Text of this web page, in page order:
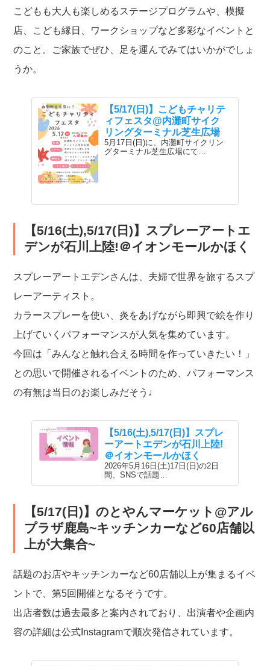
こどもも大人も楽しめるステージプログラムや、模擬
店、こども縁日、ワークショップなど多彩なイベントと
のこと。ご家族でぜひ、足を運んでみてはいかがでしょ
うか。
【5/17(日)】こどもチャリテ
ィフェスタ@内灘町サイク
リングターミナル芝生広場
5月17日(日)に、内灘町サイクリン
グターミナル芝生広場にて…
【5/16(土),5/17(日)】スプレーアートエ
デンが石川上陸!＠イオンモールかほく
スプレーアートエデンさんは、夫婦で世界を旅するスプ
レーアーティスト。
カラースプレーを使い、炎をあげながら即興で絵を作り
上げていくパフォーマンスが人気を集めています。
今回は「みんなと触れ合える時間を作っていきたい！」
との思いで開催されるイベントのため、パフォーマンス
の有無は当日のお楽しみだそう♩
【5/16(土),5/17(日)】スプレ
ーアートエデンが石川上陸!
＠イオンモールかほく
2026年5月16日(土)17日(日)の2日
間、SNSで話題…
【5/17(日)】のとやんマーケット@アル
プラザ鹿島~キッチンカーなど60店舗以
上が大集合~
話題のお店やキッチンカーなど60店舗以上が集まるイベ
ントで、第5回開催となるそうです。
出店者数は過去最多と案内されており、出演者や企画内
容の詳細は公式Instagramで順次発信されています。